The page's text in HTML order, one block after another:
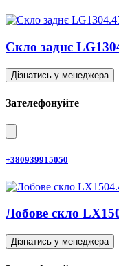
Скло заднє
Дізнатись у менеджера
Зателефонуйте
+380939915050
Лобове скло
Дізнатись у менеджера